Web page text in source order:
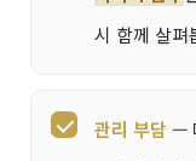
시 함께 살펴
관리 부담 —